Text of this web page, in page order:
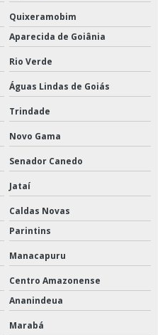
Quixeramobim
Aparecida de Goiânia
Rio Verde
Águas Lindas de Goiás
Trindade
Novo Gama
Senador Canedo
Jataí
Caldas Novas
Parintins
Manacapuru
Centro Amazonense
Ananindeua
Marabá